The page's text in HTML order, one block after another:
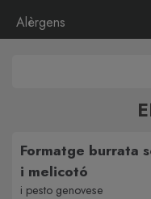
Alèrgens
Formatge burrata
i melicotó
i pesto genovese